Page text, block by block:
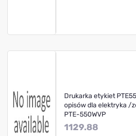
Drukarka etykiet
opisów dla elektryka /
PTE-550WVP
1129.88